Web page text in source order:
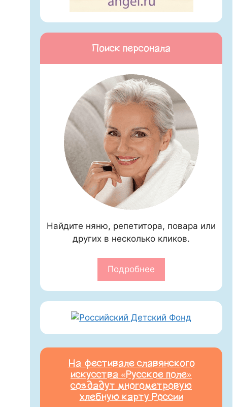
Поиск персонала
Найдите няню, репетитора, повара или
других в несколько кликов.
Подробнее
На фестивале славянского
искусства «Русское поле»
создадут многометровую
хлебную карту России